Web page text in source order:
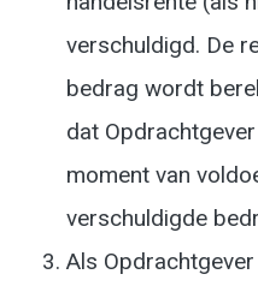
verschuldigd. De
bedrag wordt
dat
moment van
verschuldigde
Als